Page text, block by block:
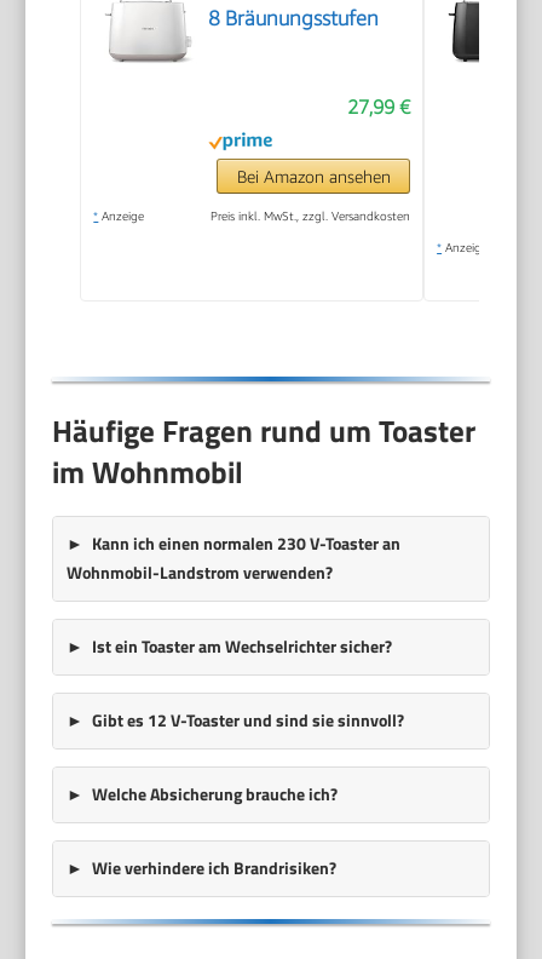
8 Bräunungsstufen
27,99 €
Bei Amazon ansehen
* Anzeige Preis inkl. MwSt., zzgl. Versandkosten
* Anzeige
Häufige Fragen rund um Toaster
im Wohnmobil
Kann ich einen normalen 230 V-Toaster an
Wohnmobil-Landstrom verwenden?
Ist ein Toaster am Wechselrichter sicher?
Gibt es 12 V-Toaster und sind sie sinnvoll?
Welche Absicherung brauche ich?
Wie verhindere ich Brandrisiken?